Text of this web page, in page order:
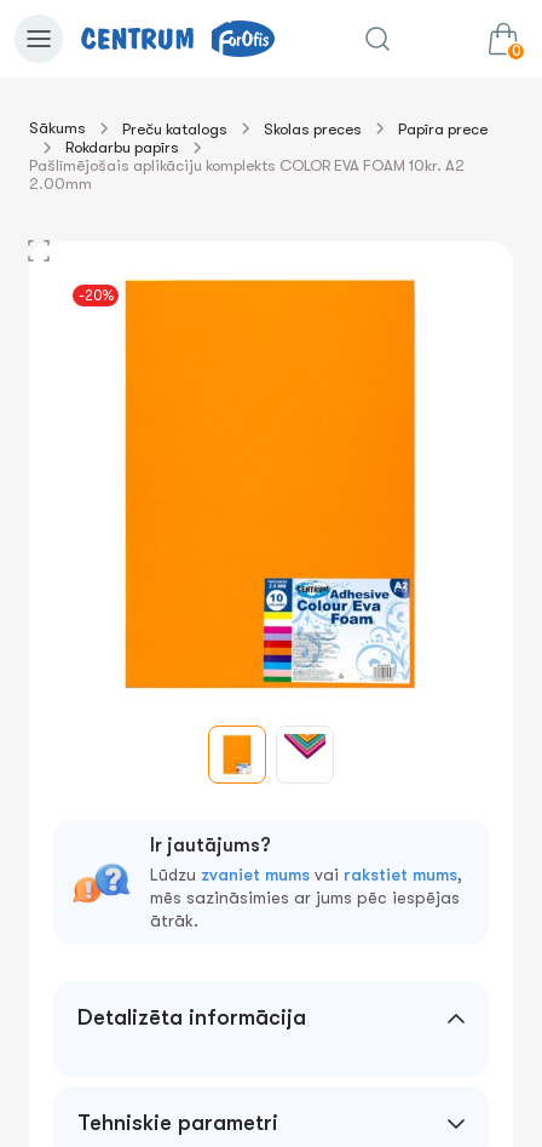
0
uz grozu Summa: 0.00€
Sākums Preču katalogs Skolas preces
Papīra prece
Rokdarbu papīrs
Pašlīmējošais aplikāciju komplekts COLOR EVA FOAM 10kr. A2
2.00mm
-20%
Ir jautājums?
Lūdzu zvaniet mums vai rakstiet mums,
mēs sazināsimies ar jums pēc iespējas
ātrāk.
Detalizēta informācija
Tehniskie parametri